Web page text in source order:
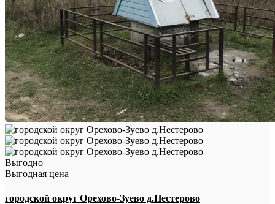
Выгодно
Выгодная цена
городской округ Орехово-Зуево д.Нестерово